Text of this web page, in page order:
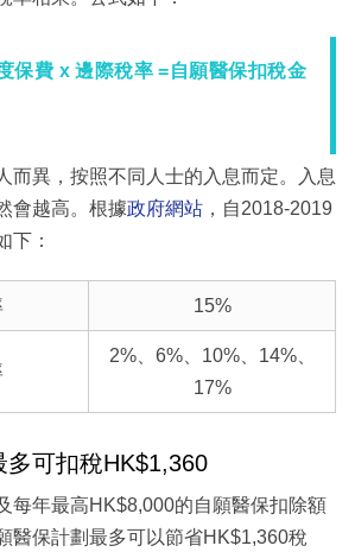
保費 x 邊際稅率 =自願醫保扣稅金
而異，按照不同人士的入息而定。入息
會越高。根據政府網站 ，自2018-2019
下：
15%
2%、6%、10%、14%、
17%
可扣稅HK$1,360
每年最高HK$8,000的自願醫保扣除額
醫保計劃最多可以節省HK$1,360稅